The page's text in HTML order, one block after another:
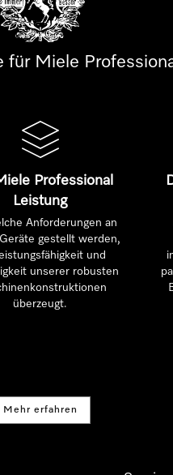
für Miele
Professional
Leistung
Anforderungen an
gestellt werden,
und
unserer robusten
überzeugt.
Mehr erfahren